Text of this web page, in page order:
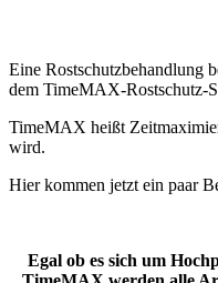
Eine Rostschutzbehandlung
dem TimeMAX-Rostschutz-
TimeMAX heißt
wird.
Hier kommen jetzt ein paar
Egal ob es sich um